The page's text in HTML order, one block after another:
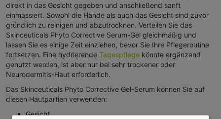
direkt in das Gesicht gegeben und anschließend sanft
einmassiert. Sowohl die Hände als auch das Gesicht sind zuvor
gründlich zu reinigen und abzutrocknen. Verteilen Sie das
Skinceuticals Phyto Corrective Serum-Gel gleichmäßig und
lassen Sie es einige Zeit einziehen, bevor Sie Ihre Pflegeroutine
fortsetzen. Eine hydrierende Tagespflege könnte ergänzend
genutzt werden, ist aber nur bei sehr trockener oder
Neurodermitis-Haut erforderlich.
Das Skinceuticals Phyto Corrective Gel-Serum können Sie auf
diesen Hautpartien verwenden:
Gesicht